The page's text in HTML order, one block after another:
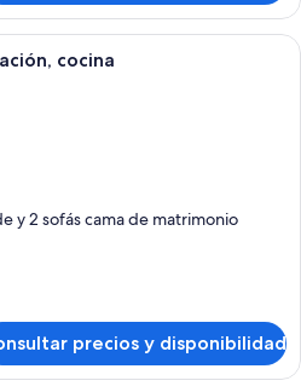
Una habitación de hotel moderna
cocina
y 2 sofás cama de matrimonio
precios y disponibilidad